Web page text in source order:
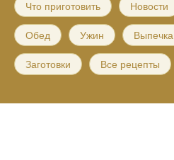
Что приготовить Новости
Обед Ужин Выпечка
Заготовки Все рецепты